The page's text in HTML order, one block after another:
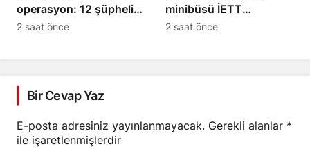
operasyon: 12 şüpheli
tutuklama talebiyle sevk
2 saat önce
minibüsü İETT
otobüsüyle çarpıştı: 3
2 saat önce
Bir Cevap Yaz
E-posta adresiniz yayınlanmayacak. Gerekli alanlar *
ile işaretlenmişlerdir